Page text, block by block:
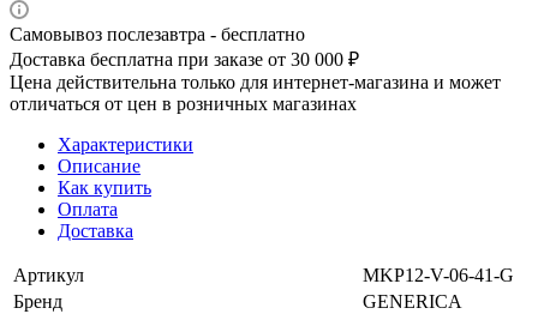
Самовывоз послезавтра - бесплатно
Доставка бесплатна при заказе от 30 000 ₽
Цена действительна только для интернет-магазина и может
отличаться от цен в розничных магазинах
Характеристики
Описание
Как купить
Оплата
Доставка
Артикул
MKP12-V-06-41-G
Бренд
GENERICA